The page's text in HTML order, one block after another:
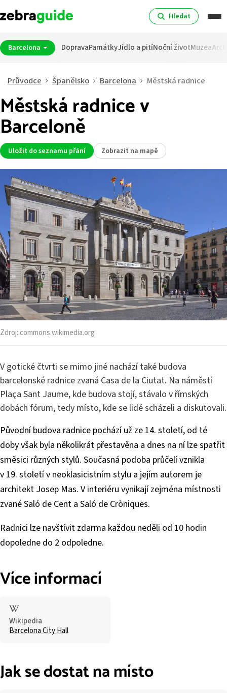
Hledat
Barcelona DopravaPamátkyJídlo a pitíNoční životMuzea
Průvodce Španělsko Barcelona Městská radnice
Městská radnice v
Barceloně
Uložit do seznamu přání Zobrazit na mapě
Zdroj: commons.wikimedia.org
V gotické čtvrti se mimo jiné nachází také budova
barcelonské radnice zvaná Casa de la Ciutat. Na náměstí
Plaça Sant Jaume, kde budova stojí, stávalo v římských
dobách fórum, tedy místo, kde se lidé scházeli a diskutovali.
Původní budova radnice pochází už ze 14. století, od té
doby však byla několikrát přestavěna a dnes na ní lze spatřit
směsici různých stylů. Současná podoba průčelí vznikla
v 19. století v neoklasicistním stylu a jejím autorem je
architekt Josep Mas. V interiéru vynikají zejména místnosti
zvané Saló de Cent a Saló de Cròniques.
Radnici lze navštívit zdarma každou neděli od 10 hodin
dopoledne do 2 odpoledne.
Více informací
Wikipedia
Barcelona City Hall
Jak se dostat na místo